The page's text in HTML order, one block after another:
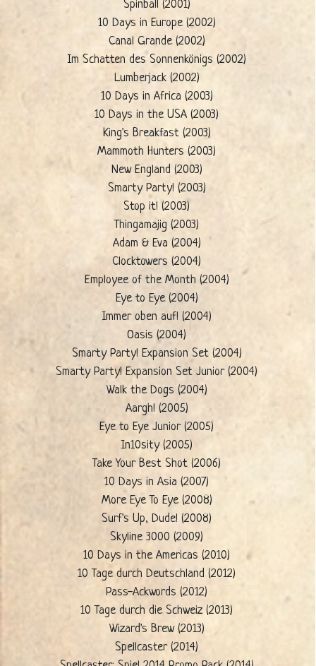
Spinball (2001)
10 Days in Europe (2002)
Canal Grande (2002)
Im Schatten des Sonnenkönigs (2002)
Lumberjack (2002)
10 Days in Africa (2003)
10 Days in the USA (2003)
King's Breakfast (2003)
Mammoth Hunters (2003)
New England (2003)
Smarty Party! (2003)
Stop it! (2003)
Thingamajig (2003)
Adam & Eva (2004)
Clocktowers (2004)
Employee of the Month (2004)
Eye to Eye (2004)
Immer oben auf! (2004)
Oasis (2004)
Smarty Party! Expansion Set (2004)
Smarty Party! Expansion Set Junior (2004)
Walk the Dogs (2004)
Aargh! (2005)
Eye to Eye Junior (2005)
In10sity (2005)
Take Your Best Shot (2006)
10 Days in Asia (2007)
More Eye To Eye (2008)
Surf's Up, Dude! (2008)
Skyline 3000 (2009)
10 Days in the Americas (2010)
10 Tage durch Deutschland (2012)
Pass-Ackwords (2012)
10 Tage durch die Schweiz (2013)
Wizard's Brew (2013)
Spellcaster (2014)